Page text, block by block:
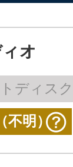
オ
ディスク
不明）